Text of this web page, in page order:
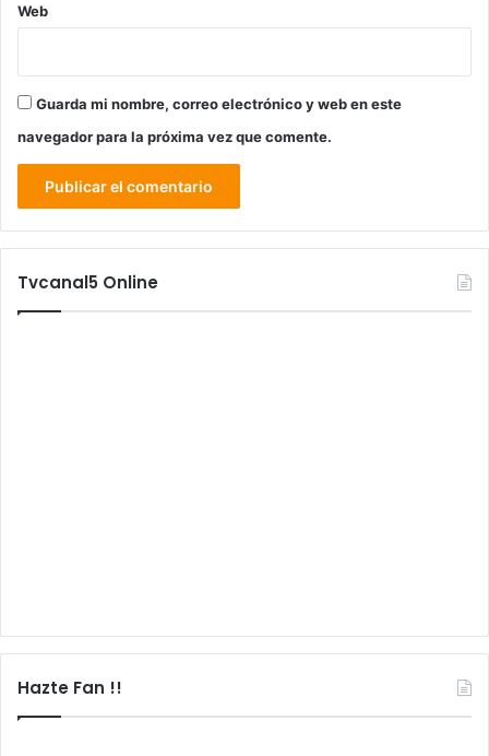
Web
Guarda mi nombre, correo electrónico y web en este
navegador para la próxima vez que comente.
Tvcanal5 Online
Hazte Fan !!